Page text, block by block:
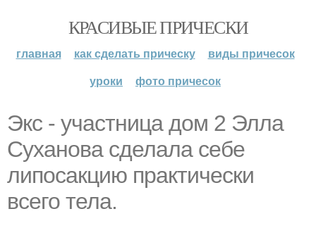
КРАСИВЫЕ ПРИЧЕСКИ
главная как сделать прическу
виды причесок
уроки
фото причесок
Экс - участница дом 2 Элла
Суханова сделала себе
липосакцию практически
всего тела.